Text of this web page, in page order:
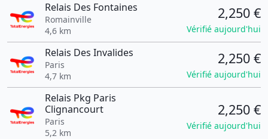
Relais Des Fontaines
Romainville
4,6 km
2,250 €
Vérifié aujourd'hui
Relais Des Invalides
Paris
4,7 km
2,250 €
Vérifié aujourd'hui
Relais Pkg Paris
Clignancourt
Paris
5,2 km
2,250 €
Vérifié aujourd'hui